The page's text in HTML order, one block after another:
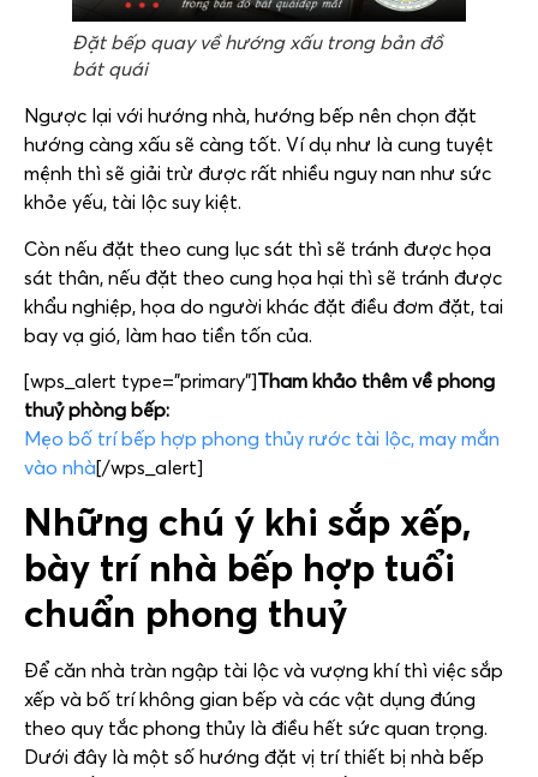
Đặt bếp quay về hướng xấu trong bản đồ
bát quái
Ngược lại với hướng nhà, hướng bếp nên chọn đặt
hướng càng xấu sẽ càng tốt. Ví dụ như là cung tuyệt
mệnh thì sẽ giải trừ được rất nhiều nguy nan như sức
khỏe yếu, tài lộc suy kiệt.
Còn nếu đặt theo cung lục sát thì sẽ tránh được họa
sát thân, nếu đặt theo cung họa hại thì sẽ tránh được
khẩu nghiệp, họa do người khác đặt điều đơm đặt, tai
bay vạ gió, làm hao tiền tốn của.
[wps_alert type=”primary”]Tham khảo thêm về phong
thuỷ phòng bếp:
Mẹo bố trí bếp hợp phong thủy rước tài lộc, may mắn
vào nhà[/wps_alert]
Những chú ý khi sắp xếp,
bày trí nhà bếp hợp tuổi
chuẩn phong thuỷ
Để căn nhà tràn ngập tài lộc và vượng khí thì việc sắp
xếp và bố trí không gian bếp và các vật dụng đúng
theo quy tắc phong thủy là điều hết sức quan trọng.
Dưới đây là một số hướng đặt vị trí thiết bị nhà bếp